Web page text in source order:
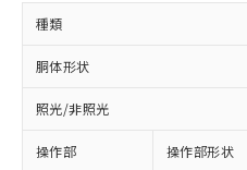
種類
胴体形状
照光/非照光
操作部 操作部形状